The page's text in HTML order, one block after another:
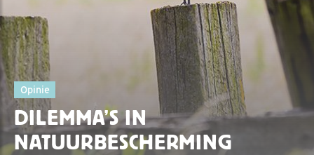
Opinie
DILEMMA’S IN
NATUURBESCHERMING